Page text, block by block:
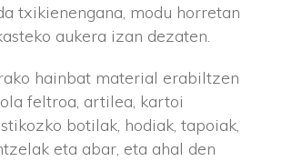
txikienengana, modu horretan
aukera izan dezaten.
hainbat material erabiltzen
feltroa, artilea, kartoi
botilak, hodiak, tapoiak,
eta abar, eta ahal den